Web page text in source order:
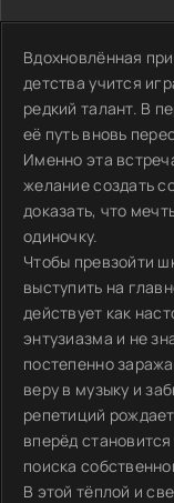
Вдохновлённая
детства учится
редкий талант. В
её путь вновь
Именно эта
желание создать
доказать, что
одиночку.
Чтобы превзойти
выступить на
действует как
энтузиазма и не
постепенно
веру в музыку и
репетиций
вперёд
поиска
В этой тёплой и